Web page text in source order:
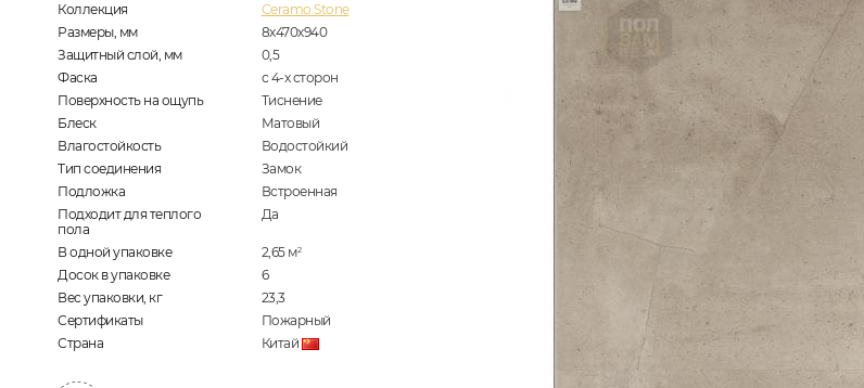
Коллекция
Ceramo Stone
Размеры, мм
8х470х940
Защитный слой, мм
0,5
Фаска
с 4-х сторон
Поверхность на ощупь
Тиснение
Блеск
Матовый
Влагостойкость
Водостойкий
Тип соединения
Замок
Подложка
Встроенная
Подходит для теплого
пола
Да
В одной упаковке 2,65 м2
Досок в упаковке
6
Вес упаковки, кг
23,3
Сертификаты
Пожарный
Страна
Китай